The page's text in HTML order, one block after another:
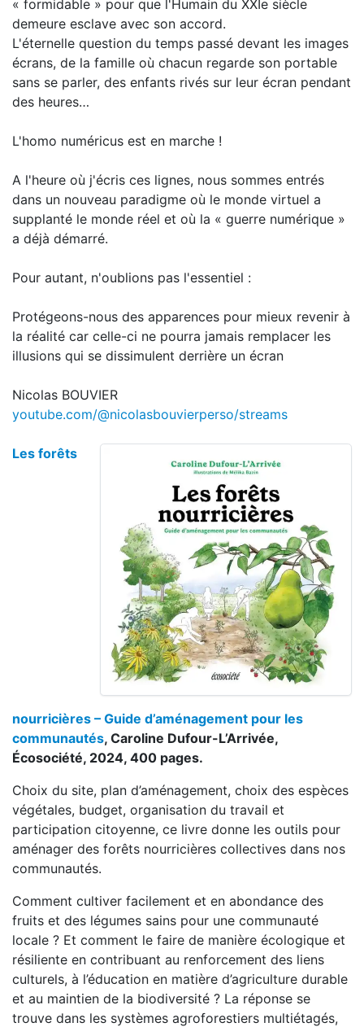
« formidable » pour que l'Humain du XXIe siècle
demeure esclave avec son accord.
L'éternelle question du temps passé devant les images
écrans, de la famille où chacun regarde son portable
sans se parler, des enfants rivés sur leur écran pendant
des heures…
L'homo numéricus est en marche !
A l'heure où j'écris ces lignes, nous sommes entrés
dans un nouveau paradigme où le monde virtuel a
supplanté le monde réel et où la « guerre numérique »
a déjà démarré.
Pour autant, n'oublions pas l'essentiel :
Protégeons-nous des apparences pour mieux revenir à
la réalité car celle-ci ne pourra jamais remplacer les
illusions qui se dissimulent derrière un écran
Nicolas BOUVIER
youtube.com/@nicolasbouvierperso/streams
Les forêts
nourricières – Guide d’aménagement pour les
communautés, Caroline Dufour-L’Arrivée,
Écosociété, 2024, 400 pages.
Choix du site, plan d’aménagement, choix des espèces
végétales, budget, organisation du travail et
participation citoyenne, ce livre donne les outils pour
aménager des forêts nourricières collectives dans nos
communautés.
Comment cultiver facilement et en abondance des
fruits et des légumes sains pour une communauté
locale ? Et comment le faire de manière écologique et
résiliente en contribuant au renforcement des liens
culturels, à l’éducation en matière d’agriculture durable
et au maintien de la biodiversité ? La réponse se
trouve dans les systèmes agroforestiers multiétagés,